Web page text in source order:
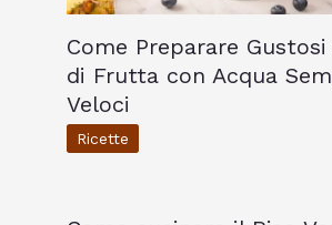
Come Preparare
di Frutta con Acqua
Veloci
Ricette